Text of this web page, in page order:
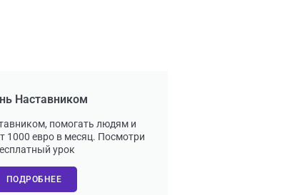
Наставником
помогать людям и
1000 евро в месяц. Посмотри
урок
ПОДРОБНЕЕ